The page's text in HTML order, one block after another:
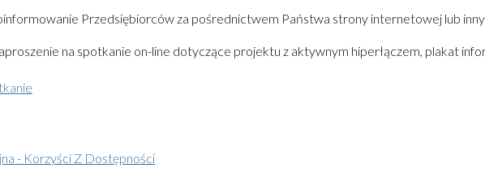
Przedsiębiorców za pośrednictwem Państwa strony internetowej lub
na spotkanie on-line dotyczące projektu z aktywnym hiperłączem, plakat
- Korzyści Z Dostępności